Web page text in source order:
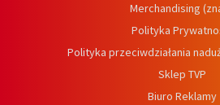
Merchandising
Polityka
Polityka przeciwdziałania
Sklep TVP
Biuro Reklamy